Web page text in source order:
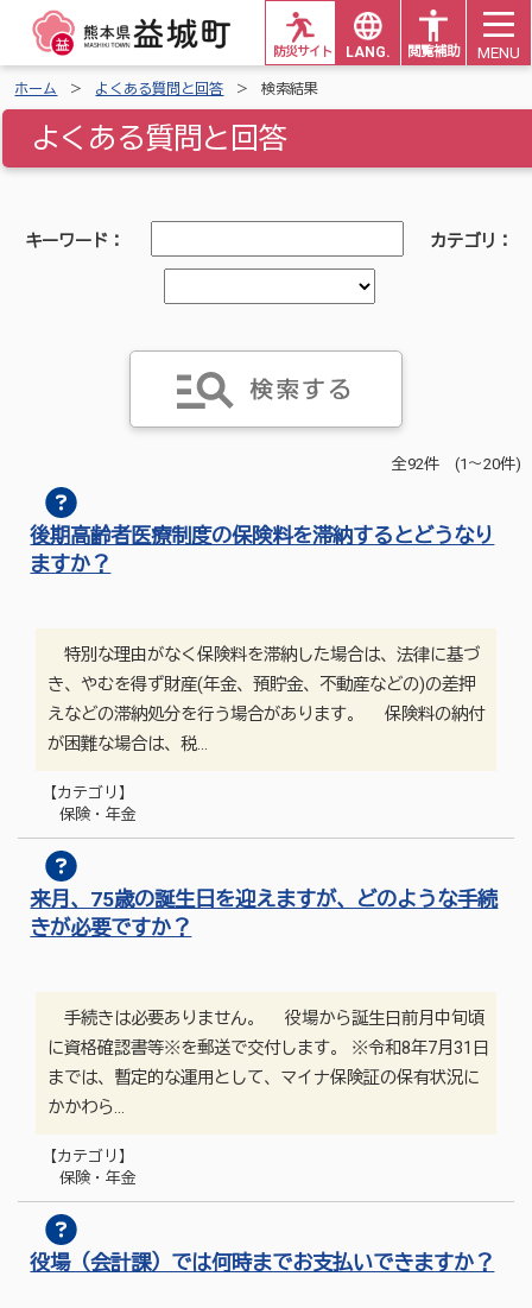
LANG. 閲覧補助
防災サイト MENU
ホーム よくある質問と回答 検索結果
よくある質問と回答
キーワード： カテゴリ：
全92件 (1～20件)
後期高齢者医療制度の保険料を滞納するとどうなり
ますか？
特別な理由がなく保険料を滞納した場合は、法律に基づ
き、やむを得ず財産(年金、預貯金、不動産などの)の差押
えなどの滞納処分を行う場合があります。 保険料の納付
が困難な場合は、税…
【カテゴリ】
保険・年金
来月、75歳の誕生日を迎えますが、どのような手続
きが必要ですか？
手続きは必要ありません。 役場から誕生日前月中旬頃
に資格確認書等※を郵送で交付します。 ※令和8年7月31日
までは、暫定的な運用として、マイナ保険証の保有状況に
かかわら…
【カテゴリ】
保険・年金
役場（会計課）では何時までお支払いできますか？